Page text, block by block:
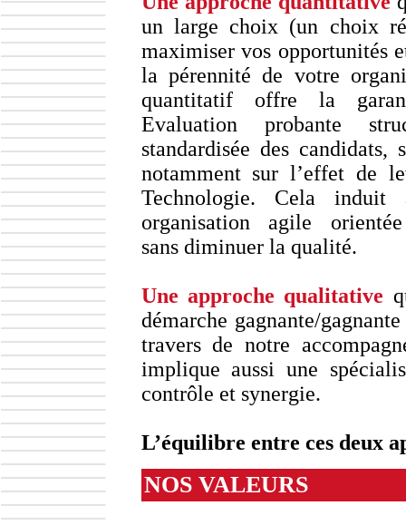
un large choix (un choix
maximiser vos opportunités
la pérennité de votre
quantitatif offre la
Evaluation probante
standardisée des candidats,
notamment sur l’effet de
Technologie. Cela induit
organisation agile
sans diminuer la qualité.
Une approche qualitative
démarche gagnante/
travers de notre
implique aussi une
contrôle et synergie.
L’équilibre entre ces deux
NOS VALEURS